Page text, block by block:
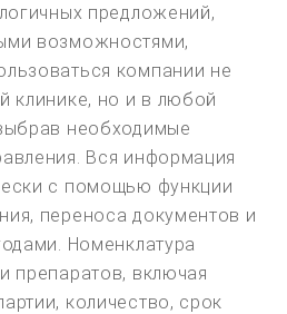
предложений,
возможностями,
компании не
клинике, но и в любой
необходимые
Вся информация
с помощью функции
переноса документов и
Номенклатура
препаратов, включая
количество, срок